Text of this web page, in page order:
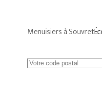
Menuisiers à Souvret